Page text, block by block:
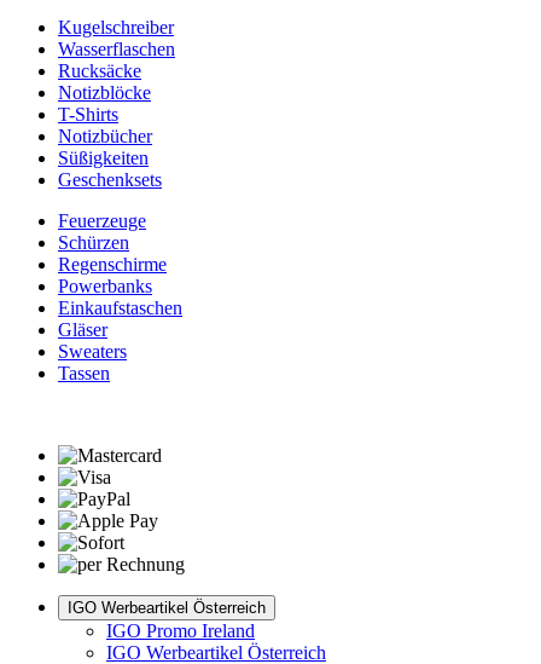
Kugelschreiber
Wasserflaschen
Rucksäcke
Notizblöcke
T-Shirts
Notizbücher
Süßigkeiten
Geschenksets
Feuerzeuge
Schürzen
Regenschirme
Powerbanks
Einkaufstaschen
Gläser
Sweaters
Tassen
IGO Werbeartikel Österreich
IGO Promo Ireland
IGO Werbeartikel Österreich